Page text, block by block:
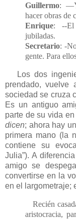
Guillermo: —Y
hacer obras de
Enrique: --El
jubiladas.
Secretario: -
gente. Para
Los dos
prendado,
sociedad se cruza
Es un antiguo
parte de su vida
dicen; ahora hay
primera mano (la
contiene su
Julia”). A
amigo se
convertirse en la
en el largometraje;
Recién
aristocracia,